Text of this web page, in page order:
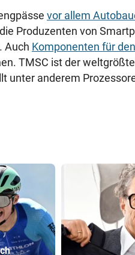
vor allem
Produzenten von
Auch Komponenten für
TMSC ist der
unter anderem